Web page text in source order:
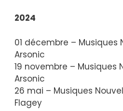
2024
01 décembre – Musiques
Arsonic
19 novembre – Musiques
Arsonic
26 mai – Musiques
Flagey